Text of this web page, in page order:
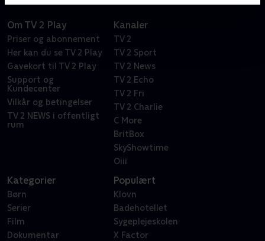
Om TV 2 Play
Priser og abonnement
Her kan du se TV 2 Play
Gavekort til TV 2 Play
Support og
Kundecenter
Vilkår og betingelser
TV 2 NEWS i offentligt
rum
Kanaler
TV 2
TV 2 Sport
TV 2 News
TV 2 Echo
TV 2 Fri
TV 2 Charlie
C More
BritBox
SkyShowtime
Oiii
Kategorier
Børn
Serier
Film
Dokumentar
Populært
Klovn
Badehotellet
Sygeplejeskolen
X Factor